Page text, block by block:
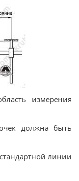
измерения
должна быть
линии